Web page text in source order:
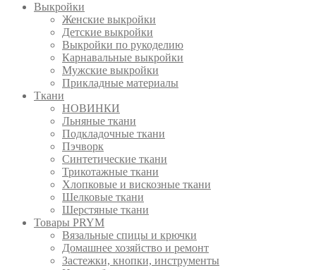
Выкройки
Женские выкройки
Детские выкройки
Выкройки по рукоделию
Карнавальные выкройки
Мужские выкройки
Прикладные материалы
Ткани
НОВИНКИ
Льняные ткани
Подкладочные ткани
Пэчворк
Синтетические ткани
Трикотажные ткани
Хлопковые и вискозные ткани
Шелковые ткани
Шерстяные ткани
Товары PRYM
Вязальные спицы и крючки
Домашнее хозяйство и ремонт
Застежки, кнопки, инструменты